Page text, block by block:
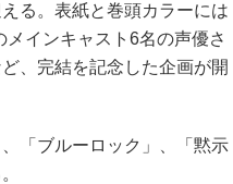
る。表紙と巻頭カラーには
インキャスト6名の声優さ
、完結を記念した企画が開
「ブルーロック」、「黙示